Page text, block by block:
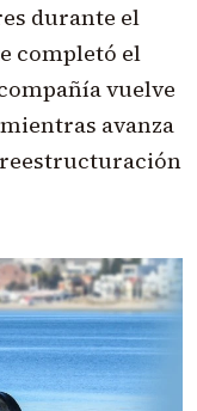
durante el
completó el
vuelve
avanza